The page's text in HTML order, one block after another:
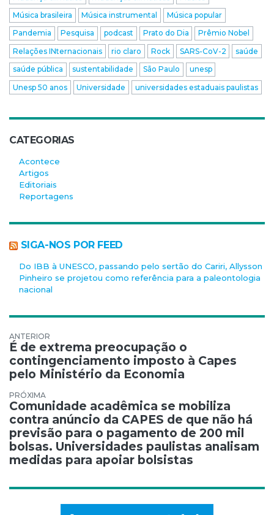
Música brasileira
Música instrumental
Música popular
Pandemia
Pesquisa podcast Prato do Dia
Prêmio Nobel
Relações INternacionais
rio claro Rock SARS-CoV-2
saúde
saúde pública
sustentabilidade São Paulo
unesp
Unesp 50 anos
Universidade universidades estaduais paulistas
CATEGORIAS
Acontece
Artigos
Editoriais
Reportagens
SIGA-NOS POR FEED
Do IBB à UNESCO, passando pelo sertão do Cariri, Allysson
Pinheiro se projetou como referência para a paleontologia
nacional
Navegação de Post
É de extrema preocupação o
contingenciamento imposto à Capes
pelo Ministério da Economia
Comunidade acadêmica se mobiliza
contra anúncio da CAPES de que não há
previsão para o pagamento de 200 mil
bolsas. Universidades paulistas analisam
medidas para apoiar bolsistas